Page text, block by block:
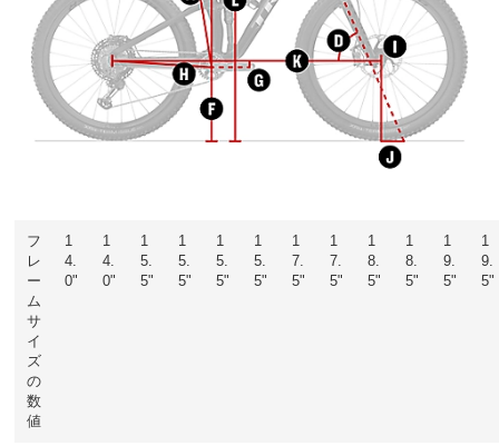
フ
レ
ー
ム
サ
イ
ズ
の
数
値
1
4.
0"
1
4.
0"
1
5.
5"
1
5.
5"
1
5.
5"
1
5.
5"
1
7.
5"
1
7.
5"
1
8.
5"
1
8.
5"
1
9.
5"
1
9.
5"